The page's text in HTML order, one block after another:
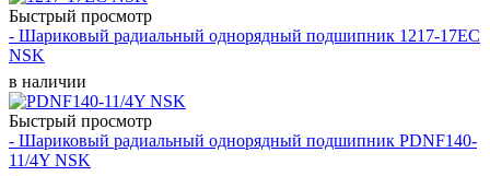
Быстрый просмотр
- Шариковый радиальный однорядный подшипник 1217-17EC
NSK
в наличии
Быстрый просмотр
- Шариковый радиальный однорядный подшипник PDNF140-
11/4Y NSK